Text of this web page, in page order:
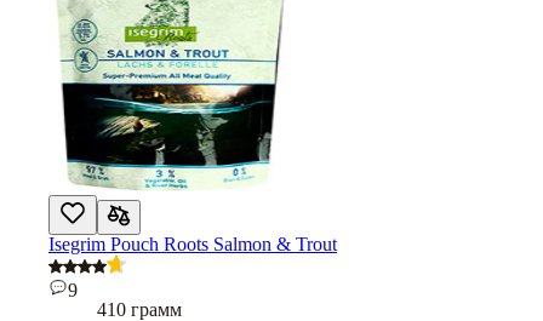
Isegrim Pouch Roots Salmon & Trout
9
410 грамм